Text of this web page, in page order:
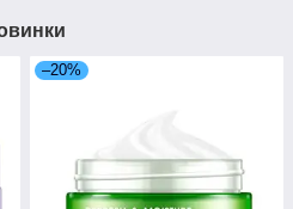
–20%